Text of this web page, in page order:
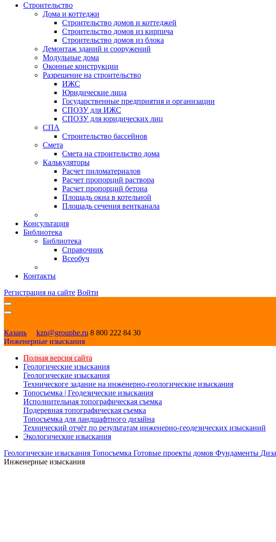
Строительство
Дома и коттеджи
Строительство домов и коттеджей
Строительство домов из кирпича
Строительство домов из блока
Демонтаж зданий и сооружений
Модульные дома
Оконные конструкции
Разрешение на строительство
ИЖС
Юридические лица
Государственные предприятия и организации
СПОЗУ для ИЖС
СПОЗУ для юридических лиц
СПА
Строительство бассейнов
Смета
Смета на строительство дома
Калькуляторы
Расчет пиломатериалов
Расчет пропорций раствора
Расчет пропорций бетона
Площадь окна в котельной
Площадь сечения вентканала
Консультация
Библиотека
Библиотека
Справочник
Всеобуч
Контакты
Регистрация на сайте Войти
Казань kzn@grouphe.ru 8 800 222 84 30
Инженерные изыскания
Полная версия сайта
Геологические изыскания
Геологические изыскания
Техническоге задание на инженерно-геологические изыскания
Топосъемка | Геодезические изыскания
Исполнительная топографическая съемка
Подеревная топографическая съемка
Топосъемка для ландшафтного дизайна
Технический отчёт по результатам инженерно-геодезических изысканий
Экологические изыскания
Геологические изыскания Топосъемка Готовые проекты домов Фундаменты
Инженерные изыскания